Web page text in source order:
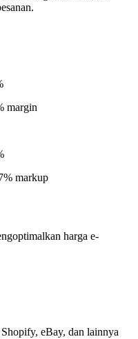
margin
markup
harga e-
eBay, dan lainnya